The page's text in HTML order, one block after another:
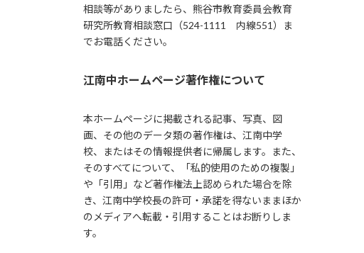
相談等がありましたら、熊谷市教育委員会教育
研究所教育相談窓口（524-1111 内線551）ま
でお電話ください。
江南中ホームページ著作権について
本ホームページに掲載される記事、写真、図
画、その他のデータ類の著作権は、江南中学
校、またはその情報提供者に帰属します。また、
そのすべてについて、「私的使用のための複製」
や「引用」など著作権法上認められた場合を除
き、江南中学校長の許可・承諾を得ないままほか
のメディアへ転載・引用することはお断りしま
す。